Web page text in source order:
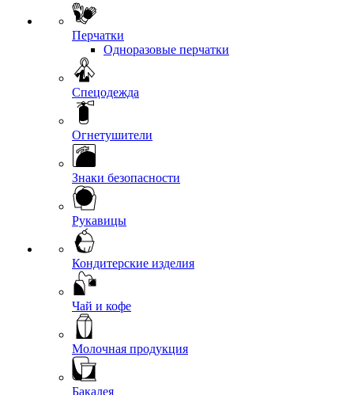
Перчатки
Одноразовые перчатки
Спецодежда
Огнетушители
Знаки безопасности
Рукавицы
Кондитерские изделия
Чай и кофе
Молочная продукция
Бакалея